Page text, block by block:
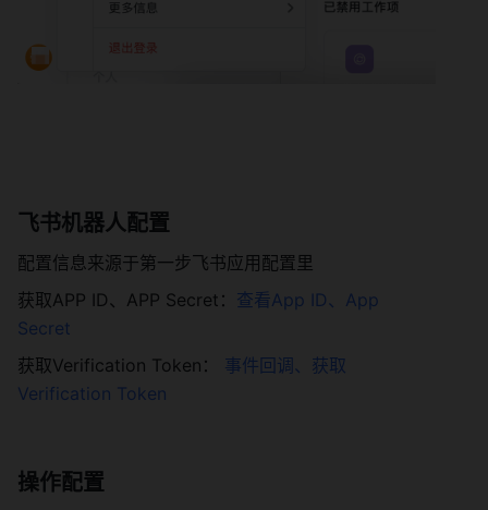
飞书机器人配置
配置信息来源于第一步飞书应用配置里
获取APP ID、APP Secret： 查看App ID、App
Secret
获取Verification Token： 事件回调、获取
Verification Token
操作配置